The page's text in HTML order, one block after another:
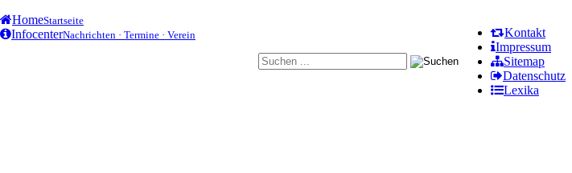
Kontakt
Impressum
Sitemap
Datenschutz
Lexika
HomeStartseite
InfocenterNachrichten · Termine · Verein